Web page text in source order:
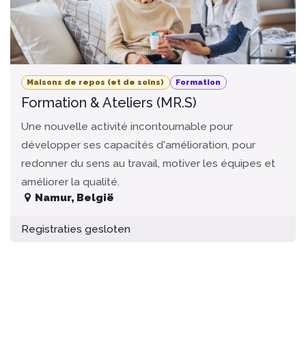
Maisons de repos (et de soins) Formation
Formation & Ateliers (MR.S)
Une nouvelle activité incontournable pour
développer ses capacités d'amélioration, pour
redonner du sens au travail, motiver les équipes et
améliorer la qualité.
Namur, België
Registraties gesloten